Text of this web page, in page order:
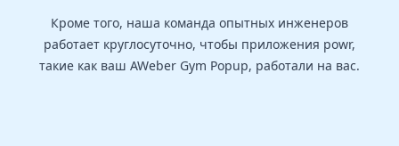
Кроме того, наша команда опытных инженеров
работает круглосуточно, чтобы приложения powr,
такие как ваш AWeber Gym Popup, работали на вас.